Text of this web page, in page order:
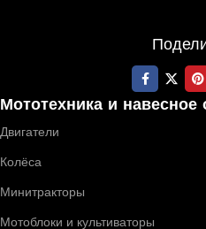
Мототехника и навесное
Двигатели
Колёса
Минитракторы
Мотоблоки и культиваторы